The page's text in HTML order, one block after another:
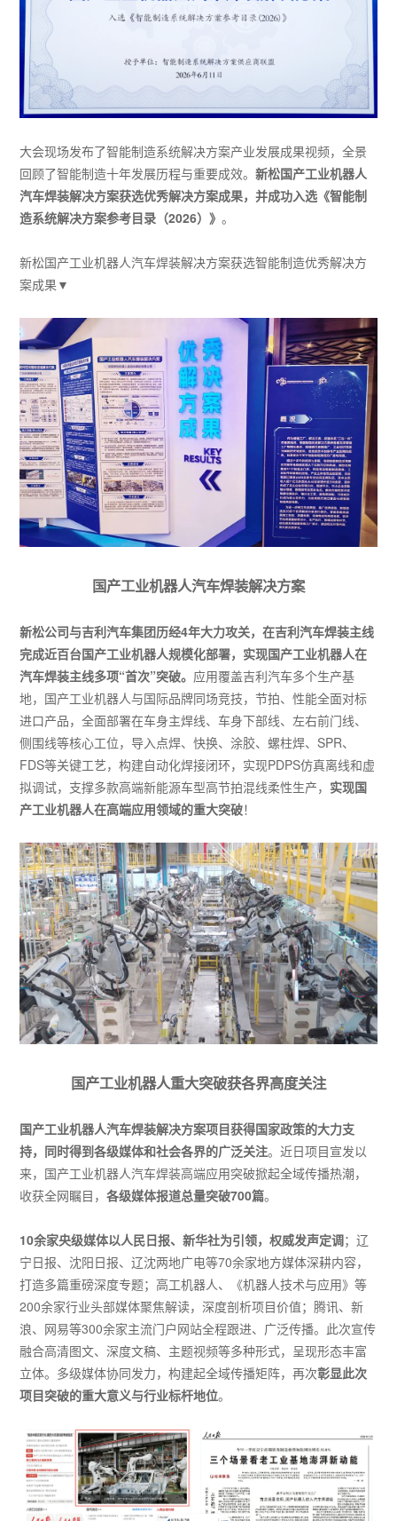
大会现场发布了智能制造系统解决方案产业发展成果视频，全景
回顾了智能制造十年发展历程与重要成效。新松国产工业机器人
汽车焊装解决方案获选优秀解决方案成果，并成功入选《智能制
造系统解决方案参考目录（2026）》。
新松国产工业机器人汽车焊装解决方案获选智能制造优秀解决方
案成果▼
国产工业机器人汽车焊装解决方案
新松公司与吉利汽车集团历经4年大力攻关，在吉利汽车焊装主线
完成近百台国产工业机器人规模化部署，实现国产工业机器人在
汽车焊装主线多项“首次”突破。 应用覆盖吉利汽车多个生产基
地，国产工业机器人与国际品牌同场竞技，节拍、性能全面对标
进口产品，全面部署在车身主焊线、车身下部线、左右前门线、
侧围线等核心工位，导入点焊、快换、涂胶、螺柱焊、SPR、
FDS等关键工艺，构建自动化焊接闭环，实现PDPS仿真离线和虚
拟调试，支撑多款高端新能源车型高节拍混线柔性生产， 实现国
产工业机器人在高端应用领域的重大突破！
国产工业机器人重大突破获各界高度关注
国产工业机器人汽车焊装解决方案项目获得国家政策的大力支
持，同时得到各级媒体和社会各界的广泛关注。近日项目宣发以
来，国产工业机器人汽车焊装高端应用突破掀起全域传播热潮，
收获全网瞩目，各级媒体报道总量突破700篇。
10余家央级媒体以人民日报、新华社为引领，权威发声定调；辽
宁日报、沈阳日报、辽沈两地广电等70余家地方媒体深耕内容，
打造多篇重磅深度专题；高工机器人、《机器人技术与应用》等
200余家行业头部媒体聚焦解读，深度剖析项目价值；腾讯、新
浪、网易等300余家主流门户网站全程跟进、广泛传播。此次宣传
融合高清图文、深度文稿、主题视频等多种形式，呈现形态丰富
立体。多级媒体协同发力，构建起全域传播矩阵，再次彰显此次
项目突破的重大意义与行业标杆地位。